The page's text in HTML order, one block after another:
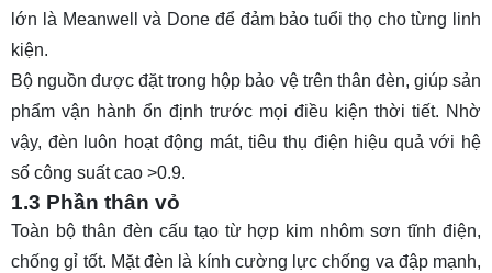
lớn là Meanwell và Done để đảm bảo tuổi thọ cho từng linh
kiện.
Bộ nguồn được đặt trong hộp bảo vệ trên thân đèn, giúp sản
phẩm vận hành ổn định trước mọi điều kiện thời tiết. Nhờ
vậy, đèn luôn hoạt động mát, tiêu thụ điện hiệu quả với hệ
số công suất cao >0.9.
1.3 Phần thân vỏ
Toàn bộ thân đèn cấu tạo từ hợp kim nhôm sơn tĩnh điện,
chống gỉ tốt. Mặt đèn là kính cường lực chống va đập mạnh,